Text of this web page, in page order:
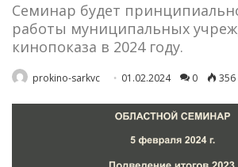
Семинар будет
работы муниципальных
кинопоказа в 2024 году.
prokino-sarkvc 01.02.2024 0 356